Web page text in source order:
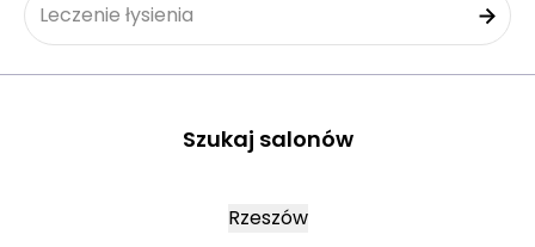
Leczenie łysienia
Szukaj salonów
Rzeszów